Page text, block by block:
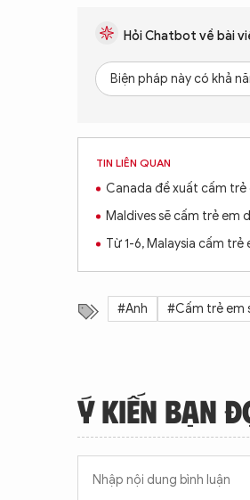
Hỏi Chatbot về bài
Biện pháp này có khả
TIN LIÊN QUAN
Canada đề xuất cấm trẻ
Maldives sẽ cấm trẻ em
Từ 1-6, Malaysia cấm
#Anh #Cấm trẻ em
Ý KIẾN BẠN